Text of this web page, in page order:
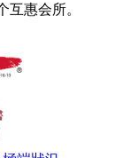
互惠会所。